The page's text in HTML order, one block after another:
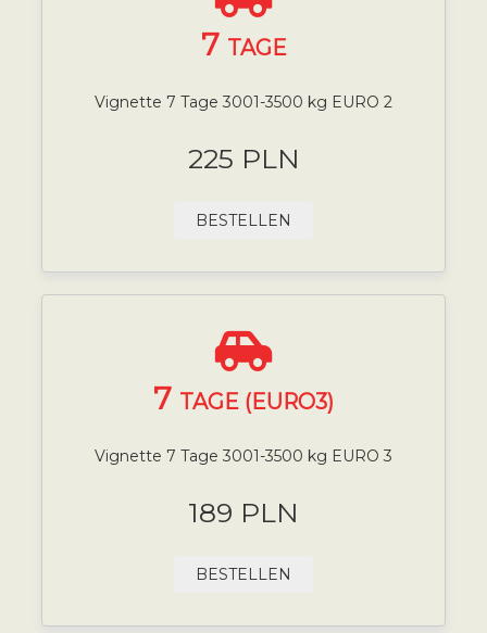
7 TAGE
Vignette 7 Tage 3001-3500 kg EURO 2
225 PLN
BESTELLEN
7 TAGE (EURO3)
Vignette 7 Tage 3001-3500 kg EURO 3
189 PLN
BESTELLEN